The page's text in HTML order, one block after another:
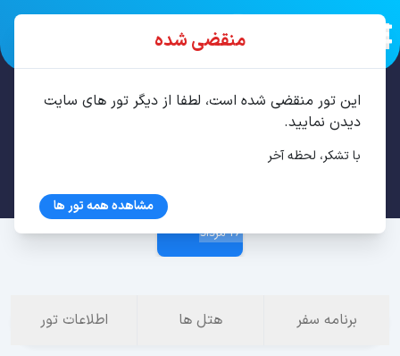
تور استانبول 3 شب مرداد
26 مرداد
برنامه سفر هتل ها اطلاعات تور
منقضی شده
این تور منقضی شده است، لطفا از دیگر تور های سایت
دیدن نمایید.
با تشکر، لحظه آخر
مشاهده همه تور ها